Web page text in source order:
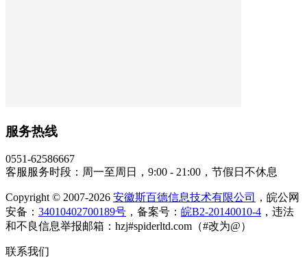
服务热线
0551-62586667
客服服务时段：周一至周日，9:00 - 21:00，节假日不休息
Copyright © 2007-2026 安徽斯百德信息技术有限公司
，皖公网
安备： 34010402700189号 ，备案号： 皖B2-20140010-4 ，违法
和不良信息举报邮箱：hzj#spiderltd.com（#改为@）
联系我们